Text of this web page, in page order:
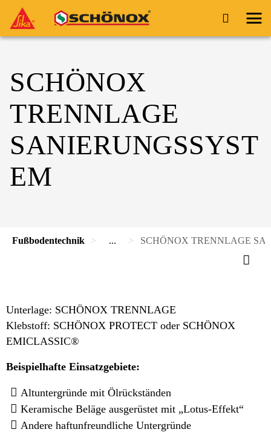
SCHÖNOX
TRENNLAGE
SANIERUNGSSYST
EM
Fußbodentechnik ... SCHÖNOX TRENNLAGE
Unterlage: SCHÖNOX TRENNLAGE
Klebstoff: SCHÖNOX PROTECT oder SCHÖNOX
EMICLASSIC®
Beispielhafte Einsatzgebiete:
Altuntergründe mit Ölrückständen
Keramische Beläge ausgerüstet mit „Lotus-Effekt“
Andere haftunfreundliche Untergründe